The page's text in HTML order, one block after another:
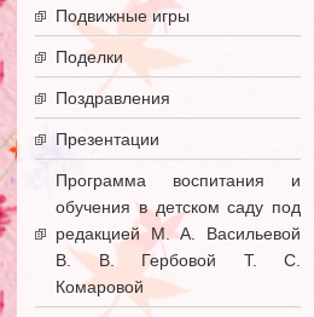
Подвижные игры
Поделки
Поздравления
Презентации
Программа воспитания и
обучения в детском саду под
редакцией М. А. Васильевой
В. В. Гербовой Т. С.
Комаровой